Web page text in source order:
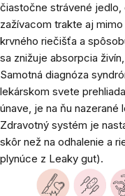
čiastočne strávené
zažívacom trakte aj
krvného riečišťa a
sa znižuje absorpcia
Samotná diagnóza
lekárskom svete
únave, je na ňu
Zdravotný systém je
skôr než na odhalenie a
plynúce z Leaky gut).